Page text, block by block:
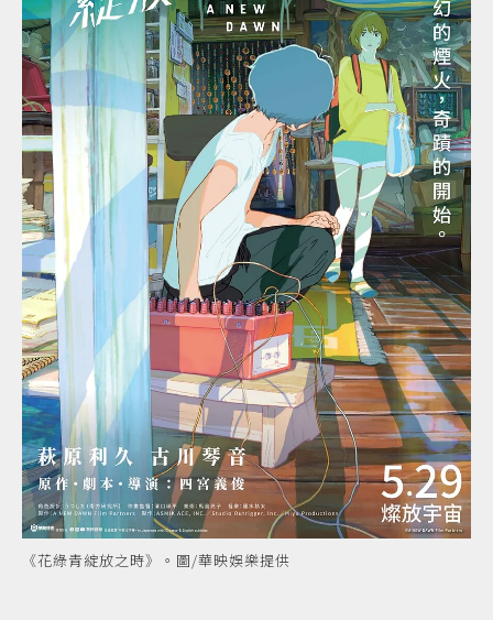
《花綠青綻放之時》。圖/華映娛樂提供